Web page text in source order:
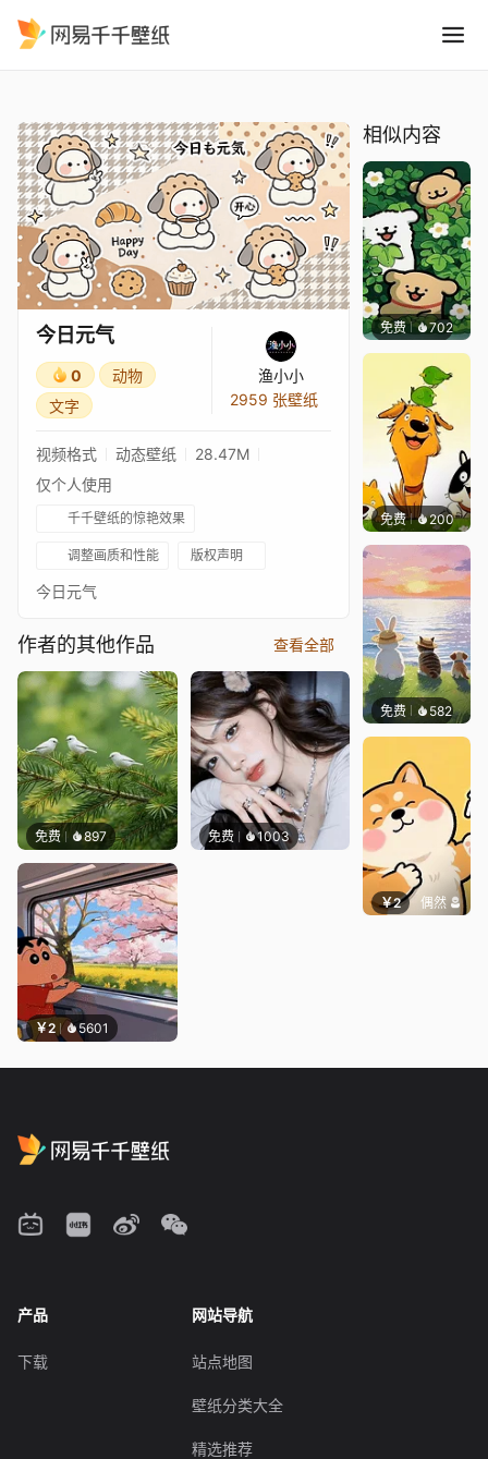
今日元气
0
动物
文字
渔小小
2959 张壁纸
视频格式 动态壁纸
28.47M
仅个人使用
千千壁纸的惊艳效果
调整画质和性能 版权声明
今日元气
作者的其他作品 查看全部
免费 897 免费 1003
￥2 5601
相似内容
免费 702渔小小
免费 200渔小小
免费 582渔小小
￥2 偶然
产品
下载
网站导航
站点地图
壁纸分类大全
精选推荐